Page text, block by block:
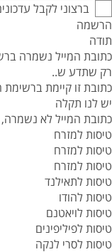
ברצוני לקבל
הרשמה
תודה
כתובת המייל נשמרה
רק שתדע ש..
כתובת זו קיימת ברשימת
יש לנו תקלה
כתובת המייל לא
טיסות למזרח
טיסות למזרח
טיסות למזרח
טיסות לתאילנד
טיסות להודו
טיסות לויאטנם
טיסות לפיליפינים
טיסות לסרי לנקה